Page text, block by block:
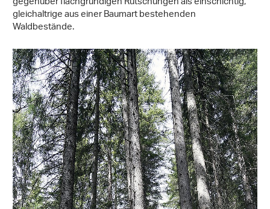
gleichaltrige aus einer Baumart bestehenden
Waldbestände.